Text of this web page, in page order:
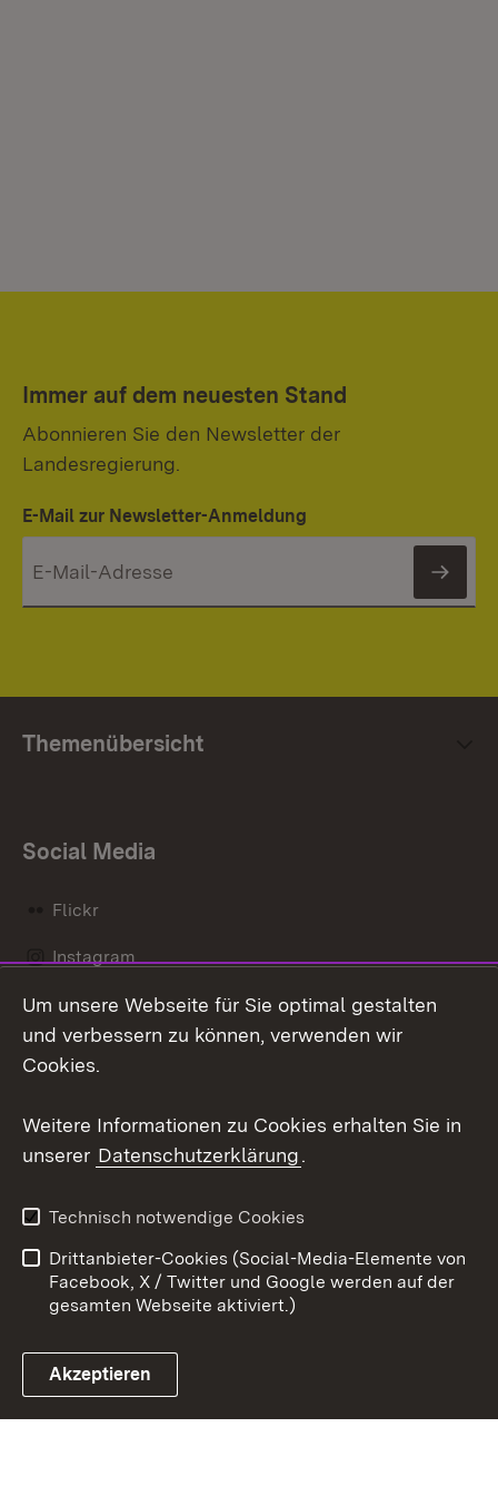
Immer auf dem neuesten Stand
Abonnieren Sie den Newsletter der
Landesregierung.
E-Mail zur Newsletter-Anmeldung
Themenübersicht
Social Media
Flickr
Instagram
Social Wall
Link zum Landesportal
Barrierefreiheit
Benutzungshinweise
Impressum
Cookies
Um unsere Webseite für Sie optimal gestalten
und verbessern zu können, verwenden wir
Cookies.
Weitere Informationen zu Cookies erhalten Sie in
unserer Datenschutzerklärung.
Technisch notwendige Cookies
Drittanbieter-Cookies (Social-Media-Elemente von
Facebook, X / Twitter und Google werden auf der
gesamten Webseite aktiviert.)
Akzeptieren